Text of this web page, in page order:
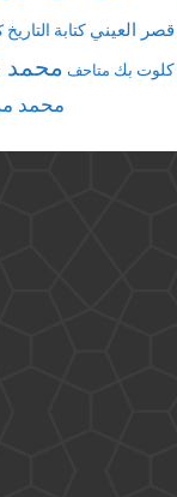
قصر العيني كتابة التاريخ
كلوت بك متاحف محمد
محمد